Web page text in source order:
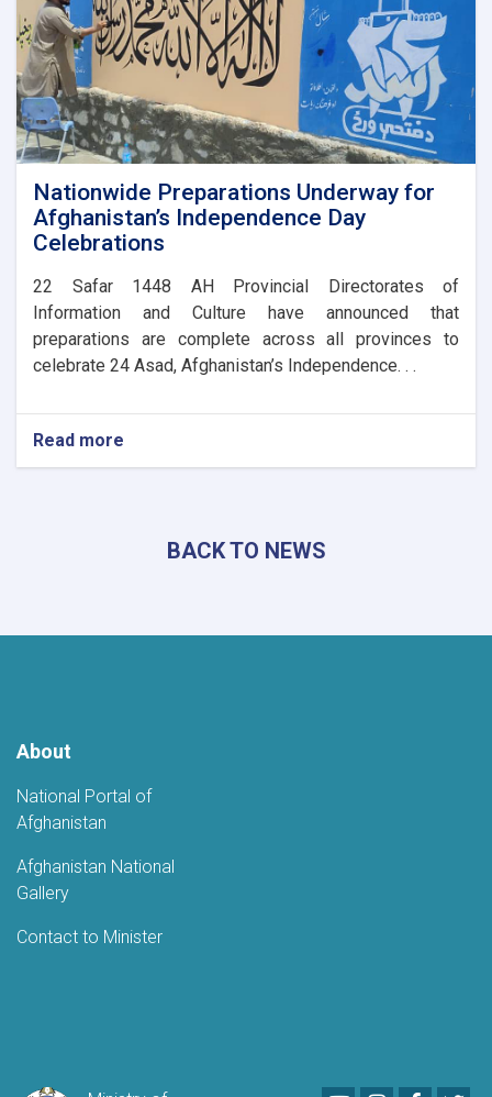
Tourism
Potential
Nationwide Preparations Underway for
Afghanistan’s Independence Day
Celebrations
​22 Safar 1448 AH Provincial Directorates of
Information and Culture have announced that
preparations are complete across all provinces to
celebrate 24 Asad, Afghanistan’s Independence. . .
Read more
Nationwide
Afghanistan’s
BACK TO NEWS
About
National Portal of
Afghanistan
Afghanistan National
Gallery
Contact to Minister